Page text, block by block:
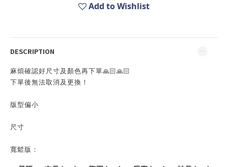
Add to Wishlist
DESCRIPTION
麻煩確認好尺寸及顏色再下單🙏🏻🙏🏻
下單後無法取消及更換！
版型偏小
尺寸
寬鬆版：